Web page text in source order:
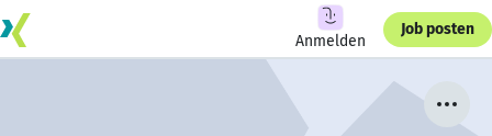
Anmelden
Job posten